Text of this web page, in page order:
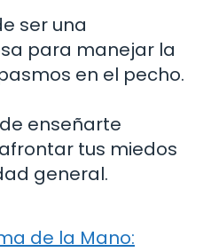
ser una
para manejar la
en el pecho.
enseñarte
tus miedos
general.
de la Mano: